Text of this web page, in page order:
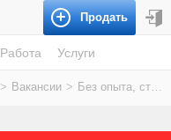
Продать
Работа Услуги
> Вакансии > Без опыта, студенты